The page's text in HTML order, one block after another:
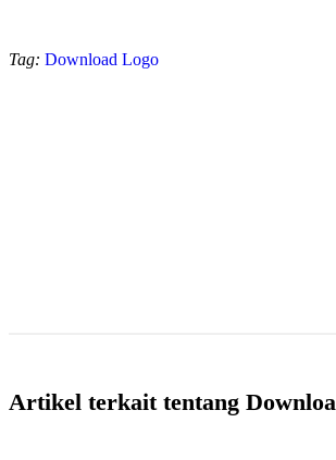
Tag: Download Logo
Artikel terkait tentang